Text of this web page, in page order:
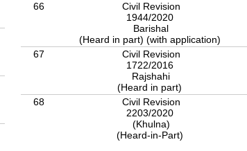
66
Civil Revision
1944/2020
Barishal
(Heard in part) (with application)
67
Civil Revision
1722/2016
Rajshahi
(Heard in part)
68
Civil Revision
2203/2020
(Khulna)
(Heard-in-Part)